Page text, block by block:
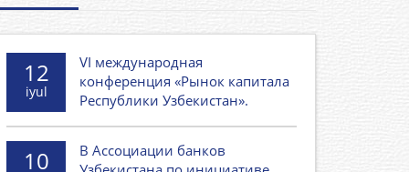
12
iyul
VI международная
конференция «Рынок капитала
Республики Узбекистан».
10
В Ассоциации банков